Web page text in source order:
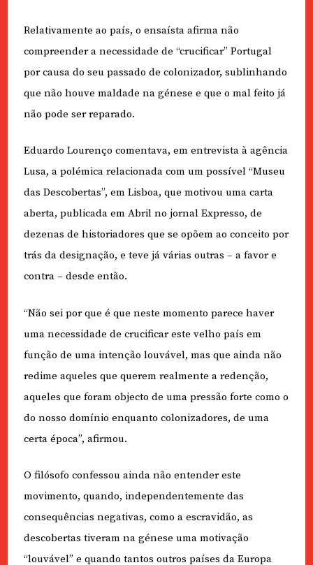
Relativamente ao país, o ensaísta afirma não
compreender a necessidade de “crucificar” Portugal
por causa do seu passado de colonizador, sublinhando
que não houve maldade na génese e que o mal feito já
não pode ser reparado.
Eduardo Lourenço comentava, em entrevista à agência
Lusa, a polémica relacionada com um possível “Museu
das Descobertas”, em Lisboa, que motivou uma carta
aberta, publicada em Abril no jornal Expresso, de
dezenas de historiadores que se opõem ao conceito por
trás da designação, e teve já várias outras – a favor e
contra – desde então.
“Não sei por que é que neste momento parece haver
uma necessidade de crucificar este velho país em
função de uma intenção louvável, mas que ainda não
redime aqueles que querem realmente a redenção,
aqueles que foram objecto de uma pressão forte como o
do nosso domínio enquanto colonizadores, de uma
certa época”, afirmou.
O filósofo confessou ainda não entender este
movimento, quando, independentemente das
consequências negativas, como a escravidão, as
descobertas tiveram na génese uma motivação
“louvável” e quando tantos outros países da Europa